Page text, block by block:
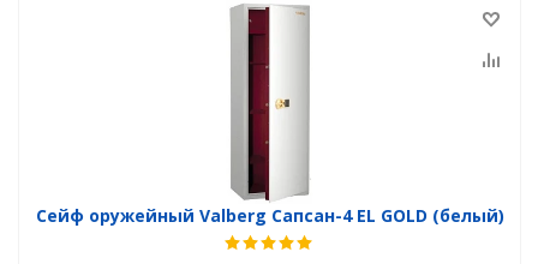
Сейф оружейный Valberg Сапсан-4 EL GOLD (белый)